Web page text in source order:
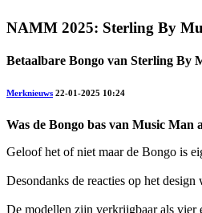
NAMM 2025: Sterling By
Betaalbare Bongo van Sterling By
Merknieuws 22-01-2025 10:24
Was de Bongo bas van Music Man
Geloof het of niet maar de Bongo is
Desondanks de reacties op het
De modellen zijn verkrijgbaar als vier